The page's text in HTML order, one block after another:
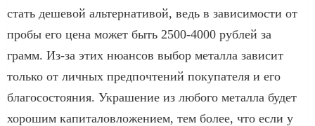
стать дешевой альтернативой, ведь в зависимости от
пробы его цена может быть 2500-4000 рублей за
грамм. Из-за этих нюансов выбор металла зависит
только от личных предпочтений покупателя и его
благосостояния. Украшение из любого металла будет
хорошим капиталовложением, тем более, что если у